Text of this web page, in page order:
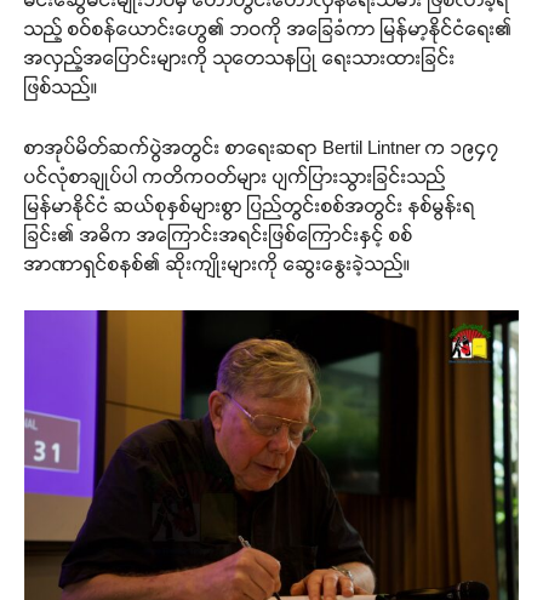
သည့် စဝ်စန်ယောင်းဟွေ၏ ဘဝကို အခြေခံကာ မြန်မာ့နိုင်ငံရေး၏
အလှည့်အပြောင်းများကို သုတေသနပြု ရေးသားထားခြင်း
ဖြစ်သည်။
စာအုပ်မိတ်ဆက်ပွဲအတွင်း စာရေးဆရာ Bertil Lintner က ၁၉၄၇
ပင်လုံစာချုပ်ပါ ကတိကဝတ်များ ပျက်ပြားသွားခြင်းသည်
မြန်မာနိုင်ငံ ဆယ်စုနှစ်များစွာ ပြည်တွင်းစစ်အတွင်း နစ်မွန်းရ
ခြင်း၏ အဓိက အကြောင်းအရင်းဖြစ်ကြောင်းနှင့် စစ်
အာဏာရှင်စနစ်၏ ဆိုးကျိုးများကို ဆွေးနွေးခဲ့သည်။